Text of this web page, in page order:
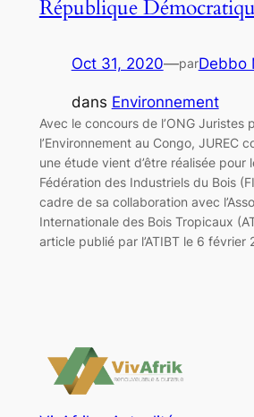
République
Oct 31, 2020—parDebbo
dans Environnement
Avec le concours de l’ONG Juristes
l’Environnement au Congo, JUREC
une étude vient d’être réalisée pour
Fédération des Industriels du Bois
cadre de sa collaboration avec
Internationale des Bois Tropicaux
article publié par l’ATIBT le 6 février